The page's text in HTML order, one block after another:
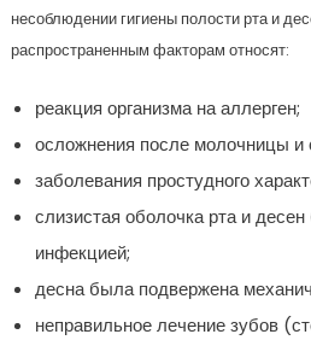
несоблюдении гигиены полости рта и
распространенным факторам относят:
реакция организма на аллерген;
осложнения после молочницы и
заболевания простудного
слизистая оболочка рта и
инфекцией;
десна была подвержена
неправильное лечение зубов